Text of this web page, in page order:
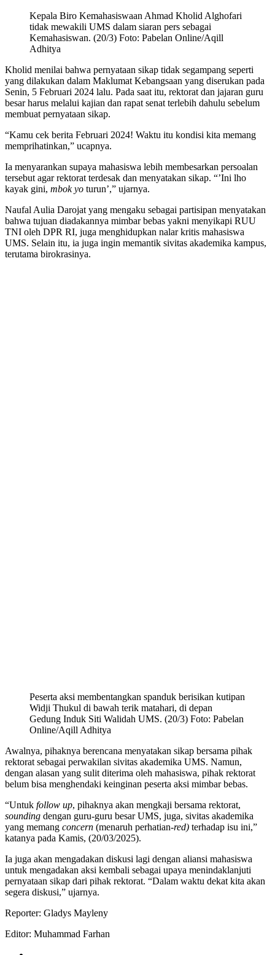
Kepala Biro Kemahasiswaan Ahmad Kholid Alghofari
tidak mewakili UMS dalam siaran pers sebagai
Kemahasiswan. (20/3) Foto: Pabelan Online/Aqill
Adhitya
Kholid menilai bahwa pernyataan sikap tidak segampang seperti
yang dilakukan dalam Maklumat Kebangsaan yang diserukan pada
Senin, 5 Februari 2024 lalu. Pada saat itu, rektorat dan jajaran guru
besar harus melalui kajian dan rapat senat terlebih dahulu sebelum
membuat pernyataan sikap.
“Kamu cek berita Februari 2024! Waktu itu kondisi kita memang
memprihatinkan,” ucapnya.
Ia menyarankan supaya mahasiswa lebih membesarkan persoalan
tersebut agar rektorat terdesak dan menyatakan sikap. “’Ini lho
kayak gini, mbok yo turun’,” ujarnya.
Naufal Aulia Darojat yang mengaku sebagai partisipan menyatakan
bahwa tujuan diadakannya mimbar bebas yakni menyikapi RUU
TNI oleh DPR RI, juga menghidupkan nalar kritis mahasiswa
UMS. Selain itu, ia juga ingin memantik sivitas akademika kampus,
terutama birokrasinya.
Peserta aksi membentangkan spanduk berisikan kutipan
Widji Thukul di bawah terik matahari, di depan
Gedung Induk Siti Walidah UMS. (20/3) Foto: Pabelan
Online/Aqill Adhitya
Awalnya, pihaknya berencana menyatakan sikap bersama pihak
rektorat sebagai perwakilan sivitas akademika UMS. Namun,
dengan alasan yang sulit diterima oleh mahasiswa, pihak rektorat
belum bisa menghendaki keinginan peserta aksi mimbar bebas.
“Untuk follow up, pihaknya akan mengkaji bersama rektorat,
sounding dengan guru-guru besar UMS, juga, sivitas akademika
yang memang concern (menaruh perhatian-red) terhadap isu ini,”
katanya pada Kamis, (20/03/2025).
Ia juga akan mengadakan diskusi lagi dengan aliansi mahasiswa
untuk mengadakan aksi kembali sebagai upaya menindaklanjuti
pernyataan sikap dari pihak rektorat. “Dalam waktu dekat kita akan
segera diskusi,” ujarnya.
Reporter: Gladys Mayleny
Editor: Muhammad Farhan